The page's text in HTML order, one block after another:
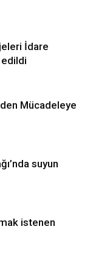
İdare
Mücadeleye
suyun
istenen